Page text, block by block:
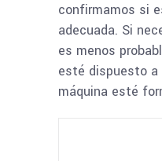
confirmamos si
adecuada. Si
es menos
esté dispuesto a
máquina esté